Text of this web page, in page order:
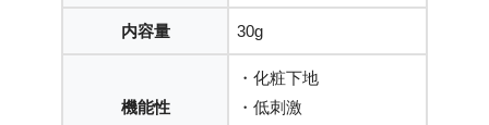
内容量 30g
機能性
・化粧下地
・低刺激